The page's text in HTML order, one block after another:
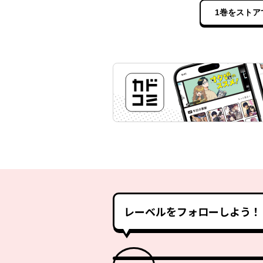
1巻をストア
レーベルをフォローしよう！